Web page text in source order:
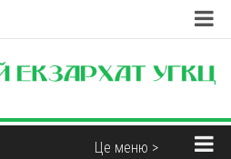
Це меню >